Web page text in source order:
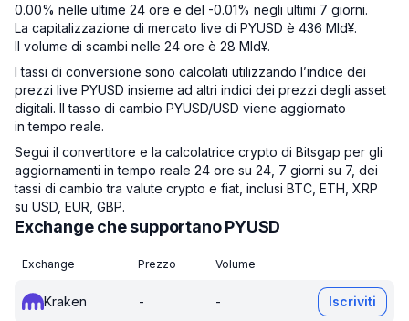
0.00% nelle ultime 24 ore e del -0.01% negli ultimi 7 giorni.
La capitalizzazione di mercato live di PYUSD è 436 Mld¥.
Il volume di scambi nelle 24 ore è 28 Mld¥.
I tassi di conversione sono calcolati utilizzando l’indice dei
prezzi live PYUSD insieme ad altri indici dei prezzi degli asset
digitali. Il tasso di cambio PYUSD/USD viene aggiornato
in tempo reale.
Segui il convertitore e la calcolatrice crypto di Bitsgap per gli
aggiornamenti in tempo reale 24 ore su 24, 7 giorni su 7, dei
tassi di cambio tra valute crypto e fiat, inclusi BTC, ETH, XRP
su USD, EUR, GBP.
Exchange che supportano PYUSD
Exchange Prezzo Volume
Kraken - - Iscriviti